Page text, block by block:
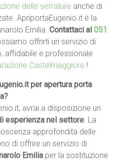
delle serrature anche di
ApriportaEugenio.it è la
Emilia.Contattaci al051
offrirti un servizio di
affidabile e professionale
Castelmaggiore !
per apertura porta
avrai a disposizione un
esperienza nel settore. La
approfondita delle
di offrire un servizio di
Emilia per la sostituzione